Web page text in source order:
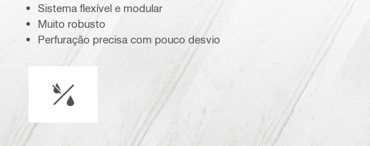
Sistema flexível e modular
Muito robusto
Perfuração precisa com pouco desvio
Funcionamento em húmido ou a seco